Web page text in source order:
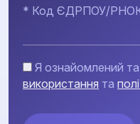
* Код ЄДРПОУ/
Я ознайомлений
використання та